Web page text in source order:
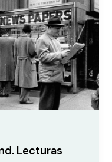
Lecturas